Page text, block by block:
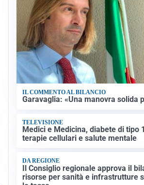
IL COMMENTO AL BILANCIO
Garavaglia: «Una manovra solida
TELEVISIONE
Medici e Medicina, diabete di tipo
terapie cellulari e salute mentale
DA REGIONE
Il Consiglio regionale approva il
risorse per sanità e infrastrutture